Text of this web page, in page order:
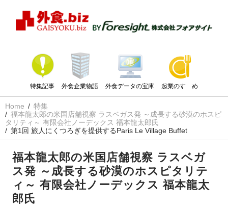
特集記事 外食企業物語 外食データの宝庫 起業のすゝめ
Home
特集
福本龍太郎の米国店舗視察 ラスベガス発 ～成長する砂漠のホスピ
タリティ～ 有限会社ノーデックス 福本龍太郎氏
第1回 旅人にくつろぎを提供するParis Le Village Buffet
福本龍太郎の米国店舗視察 ラスベガ
ス発 ～成長する砂漠のホスピタリテ
ィ～ 有限会社ノーデックス 福本龍太
郎氏